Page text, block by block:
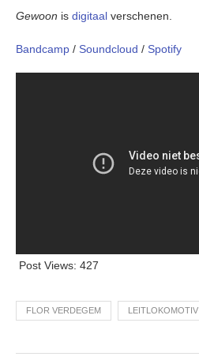
Gewoon is digitaal verschenen.
Bandcamp / Soundcloud / Spotify
Post Views: 427
FLOR VERDEGEM LEITLOKOMOTIV